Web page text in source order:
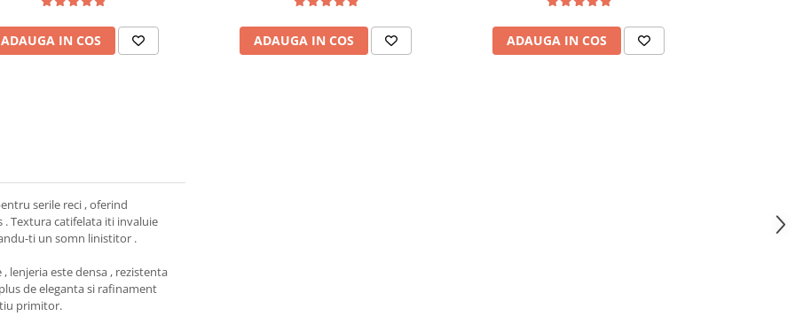
ADAUGA IN COS ADAUGA IN COS ADAUGA IN COS
serile reci , oferind
Textura catifelata iti invaluie
ti un somn linistitor .
lenjeria este densa , rezistenta
de eleganta si rafinament
primitor.